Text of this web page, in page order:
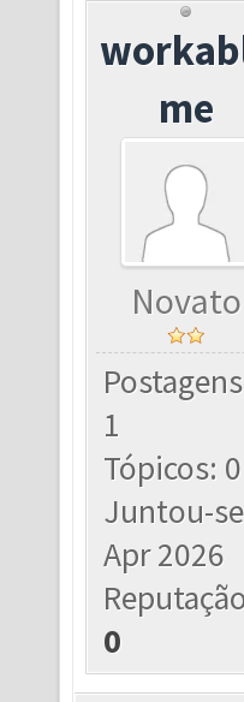
me
Novato
1
Tópicos: 0
Juntou-
Apr 2026
0